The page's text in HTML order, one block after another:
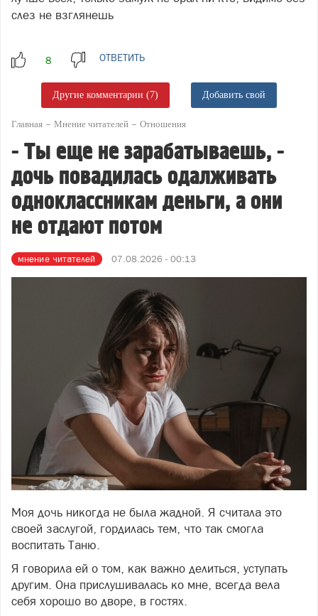
слез не взглянешь
ОТВЕТИТЬ
Другие комментарии (7) Добавить свой
Главная Мнение читателей Отношения
- Ты еще не зарабатываешь, -
дочь повадилась одалживать
одноклассникам деньги, а они
не отдают потом
мнение читателей 07.08.2026 - 00:13
Фото freepik.com
Моя дочь никогда не была жадной. Я считала это
своей заслугой, гордилась тем, что так смогла
воспитать Таню.
Я говорила ей о том, как важно делиться, уступать
другим. Она прислушивалась ко мне, всегда вела
себя хорошо во дворе, в гостях.